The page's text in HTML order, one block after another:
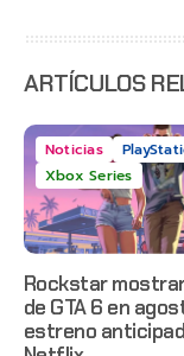
2 y más
ARTÍCULOS
Noticias
Xbox Series
Rockstar
de GTA 6 en
estreno